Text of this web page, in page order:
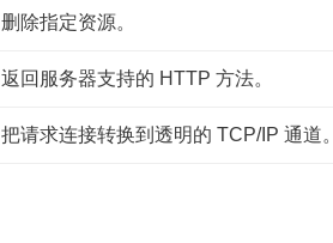
删除指定资源。
返回服务器支持的 HTTP 方法。
把请求连接转换到透明的 TCP/IP 通道。